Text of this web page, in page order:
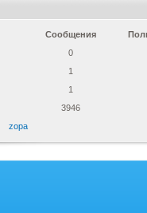
Сообщения
0
1
1
3946
zopa